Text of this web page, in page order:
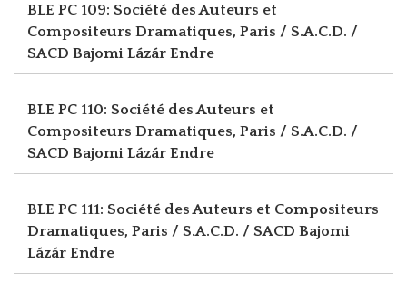
BLE PC 109: Société des Auteurs et
Compositeurs Dramatiques, Paris / S.A.C.D. /
SACD Bajomi Lázár Endre
BLE PC 110: Société des Auteurs et
Compositeurs Dramatiques, Paris / S.A.C.D. /
SACD Bajomi Lázár Endre
BLE PC 111: Société des Auteurs et Compositeurs
Dramatiques, Paris / S.A.C.D. / SACD Bajomi
Lázár Endre